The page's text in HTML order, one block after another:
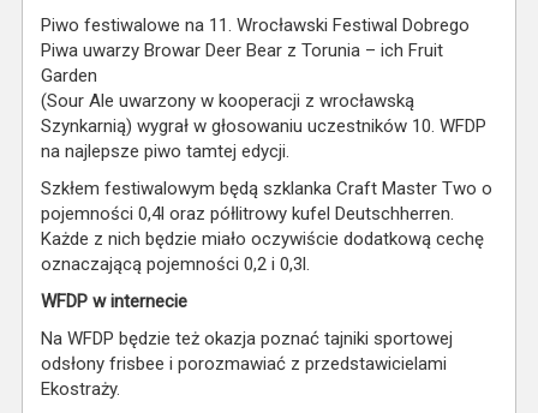
Piwo festiwalowe na 11. Wrocławski Festiwal Dobrego
Piwa uwarzy Browar Deer Bear z Torunia – ich Fruit
Garden
(Sour Ale uwarzony w kooperacji z wrocławską
Szynkarnią) wygrał w głosowaniu uczestników 10. WFDP
na najlepsze piwo tamtej edycji.
Szkłem festiwalowym będą szklanka Craft Master Two o
pojemności 0,4l oraz półlitrowy kufel Deutschherren.
Każde z nich będzie miało oczywiście dodatkową cechę
oznaczającą pojemności 0,2 i 0,3l.
WFDP w internecie
Na WFDP będzie też okazja poznać tajniki sportowej
odsłony frisbee i porozmawiać z przedstawicielami
Ekostraży.